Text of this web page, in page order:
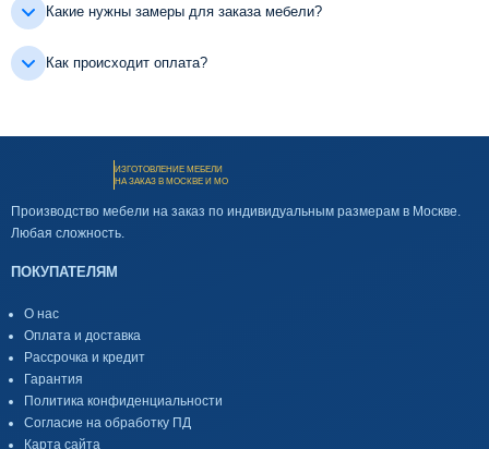
Какие нужны замеры для заказа мебели?
Как происходит оплата?
ИЗГОТОВЛЕНИЕ МЕБЕЛИ
НА ЗАКАЗ В МОСКВЕ И МО
Производство мебели на заказ по индивидуальным размерам в Москве.
Любая сложность.
ПОКУПАТЕЛЯМ
О нас
Оплата и доставка
Рассрочка и кредит
Гарантия
Политика конфиденциальности
Согласие на обработку ПД
Карта сайта